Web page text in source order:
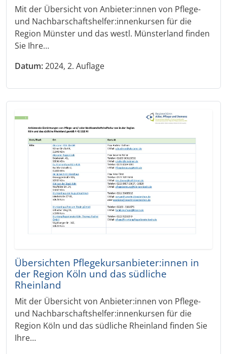
Mit der Übersicht von Anbieter:innen von Pflege-
und Nachbarschaftshelfer:innenkursen für die
Region Münster und das westl. Münsterland finden
Sie Ihre…
Datum:2024, 2. Auflage
Übersichten Pflegekursanbieter:innen in
der Region Köln und das südliche
Rheinland
Mit der Übersicht von Anbieter:innen von Pflege-
und Nachbarschaftshelfer:innenkursen für die
Region Köln und das südliche Rheinland finden Sie
Ihre…